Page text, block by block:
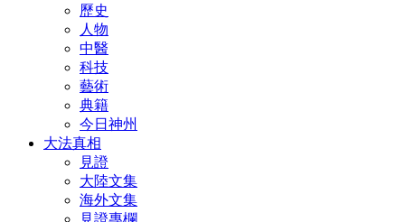
歷史
人物
中醫
科技
藝術
典籍
今日神州
大法真相
見證
大陸文集
海外文集
見證專欄